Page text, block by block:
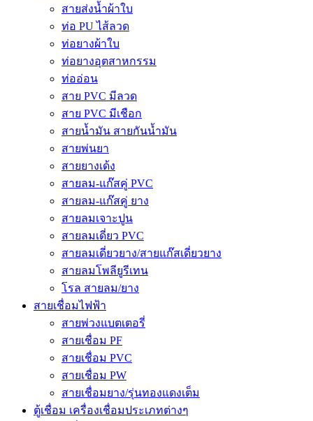
สายส่งน้ำผ้าใบ
ท่อ PU ไส้ลวด
ท่อยางผ้าใบ
ท่อยางอุตสาหกรรม
ท่ออ่อน
สาย PVC มีลวด
สาย PVC มีเชือก
สายน้ำมัน สายกันน้ำมัน
สายพ่นยา
สายยางเด้ง
สายลม-แก๊สคู่ PVC
สายลม-แก๊สคู่ ยาง
สายลมเจาะปูน
สายลมเดี่ยว PVC
สายลมเดี่ยวยาง/สายแก๊สเดี่ยวยาง
สายลมโพลียูรีเทน
โรล สายลม/ยาง
สายเชื่อมไฟฟ้า
สายพ่วงแบตเตอรี่
สายเชื่อม PF
สายเชื่อม PVC
สายเชื่อม PW
สายเชื่อมยาง/รุ่นทองแดงเต็ม
ตู้เชื่อม เครื่องเชื่อมประเภทต่างๆ